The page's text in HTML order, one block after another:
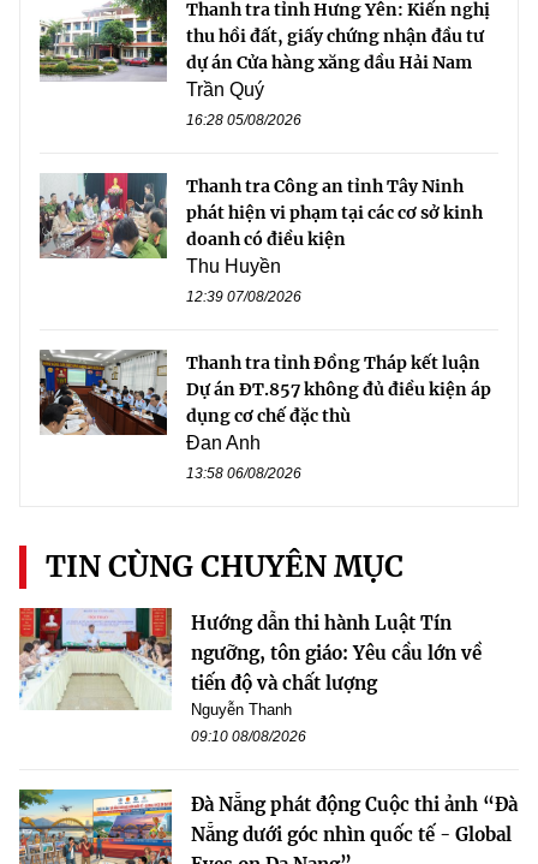
Thanh tra tỉnh Hưng Yên: Kiến nghị
thu hồi đất, giấy chứng nhận đầu tư
dự án Cửa hàng xăng dầu Hải Nam
Trần Quý
16:28 05/08/2026
Thanh tra Công an tỉnh Tây Ninh
phát hiện vi phạm tại các cơ sở kinh
doanh có điều kiện
Thu Huyền
12:39 07/08/2026
Thanh tra tỉnh Đồng Tháp kết luận
Dự án ĐT.857 không đủ điều kiện áp
dụng cơ chế đặc thù
Đan Anh
13:58 06/08/2026
TIN CÙNG CHUYÊN MỤC
Hướng dẫn thi hành Luật Tín
ngưỡng, tôn giáo: Yêu cầu lớn về
tiến độ và chất lượng
Nguyễn Thanh
09:10 08/08/2026
Đà Nẵng phát động Cuộc thi ảnh “Đà
Nẵng dưới góc nhìn quốc tế - Global